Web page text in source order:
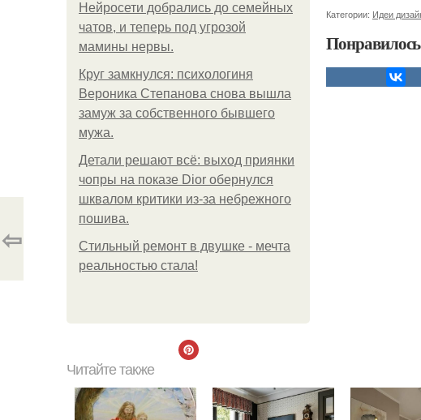
Нейросети добрались до семейных
чатов, и теперь под угрозой
мамины нервы.
Круг замкнулся: психологиня
Вероника Степанова снова вышла
замуж за собственного бывшего
мужа.
Детали решают всё: выход приянки
чопры на показе Dior обернулся
шквалом критики из-за небрежного
пошива.
Стильный ремонт в двушке - мечта
реальностью стала!
Категории: Идеи
⇦
Читайте также